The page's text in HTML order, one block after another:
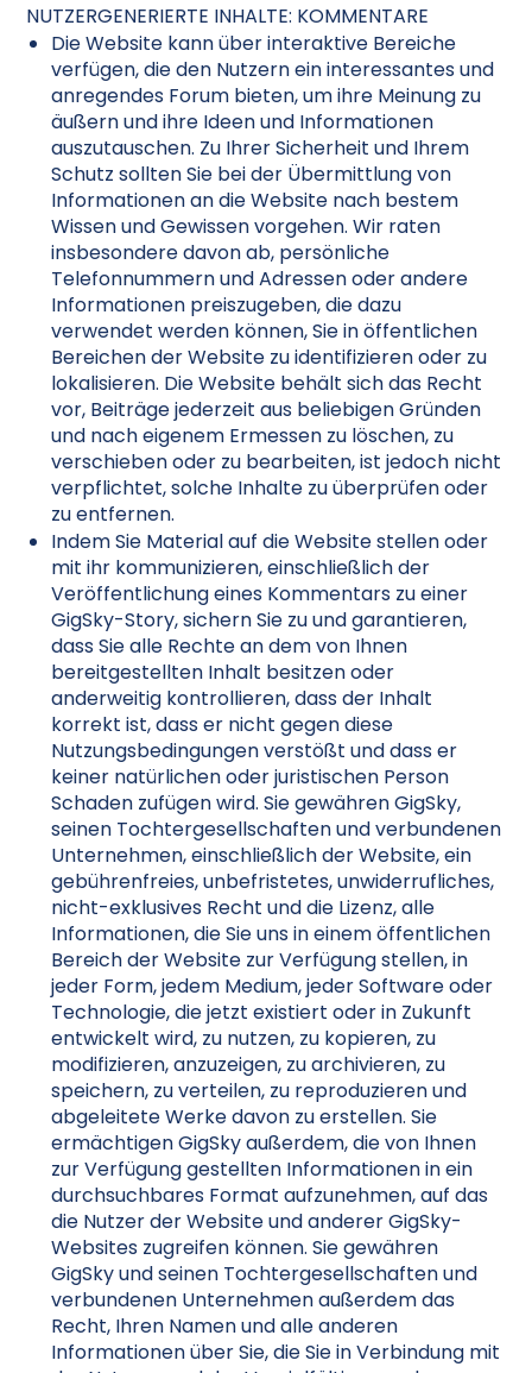
NUTZERGENERIERTE INHALTE: KOMMENTARE
Die Website kann über interaktive Bereiche
verfügen, die den Nutzern ein interessantes und
anregendes Forum bieten, um ihre Meinung zu
äußern und ihre Ideen und Informationen
auszutauschen. Zu Ihrer Sicherheit und Ihrem
Schutz sollten Sie bei der Übermittlung von
Informationen an die Website nach bestem
Wissen und Gewissen vorgehen. Wir raten
insbesondere davon ab, persönliche
Telefonnummern und Adressen oder andere
Informationen preiszugeben, die dazu
verwendet werden können, Sie in öffentlichen
Bereichen der Website zu identifizieren oder zu
lokalisieren. Die Website behält sich das Recht
vor, Beiträge jederzeit aus beliebigen Gründen
und nach eigenem Ermessen zu löschen, zu
verschieben oder zu bearbeiten, ist jedoch nicht
verpflichtet, solche Inhalte zu überprüfen oder
zu entfernen.
Indem Sie Material auf die Website stellen oder
mit ihr kommunizieren, einschließlich der
Veröffentlichung eines Kommentars zu einer
GigSky-Story, sichern Sie zu und garantieren,
dass Sie alle Rechte an dem von Ihnen
bereitgestellten Inhalt besitzen oder
anderweitig kontrollieren, dass der Inhalt
korrekt ist, dass er nicht gegen diese
Nutzungsbedingungen verstößt und dass er
keiner natürlichen oder juristischen Person
Schaden zufügen wird. Sie gewähren GigSky,
seinen Tochtergesellschaften und verbundenen
Unternehmen, einschließlich der Website, ein
gebührenfreies, unbefristetes, unwiderrufliches,
nicht-exklusives Recht und die Lizenz, alle
Informationen, die Sie uns in einem öffentlichen
Bereich der Website zur Verfügung stellen, in
jeder Form, jedem Medium, jeder Software oder
Technologie, die jetzt existiert oder in Zukunft
entwickelt wird, zu nutzen, zu kopieren, zu
modifizieren, anzuzeigen, zu archivieren, zu
speichern, zu verteilen, zu reproduzieren und
abgeleitete Werke davon zu erstellen. Sie
ermächtigen GigSky außerdem, die von Ihnen
zur Verfügung gestellten Informationen in ein
durchsuchbares Format aufzunehmen, auf das
die Nutzer der Website und anderer GigSky-
Websites zugreifen können. Sie gewähren
GigSky und seinen Tochtergesellschaften und
verbundenen Unternehmen außerdem das
Recht, Ihren Namen und alle anderen
Informationen über Sie, die Sie in Verbindung mit